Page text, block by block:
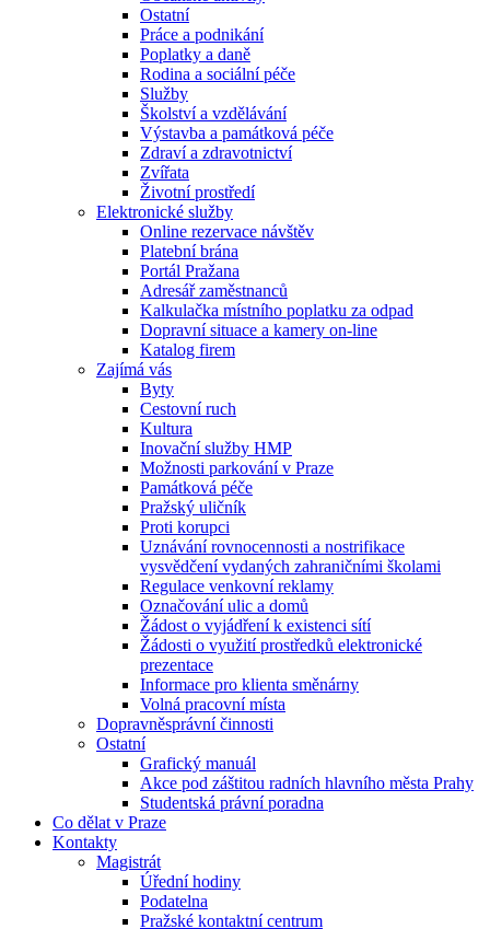
Ostatní
Práce a podnikání
Poplatky a daně
Rodina a sociální péče
Služby
Školství a vzdělávání
Výstavba a památková péče
Zdraví a zdravotnictví
Zvířata
Životní prostředí
Elektronické služby
Online rezervace návštěv
Platební brána
Portál Pražana
Adresář zaměstnanců
Kalkulačka místního poplatku za odpad
Dopravní situace a kamery on-line
Katalog firem
Zajímá vás
Byty
Cestovní ruch
Kultura
Inovační služby HMP
Možnosti parkování v Praze
Památková péče
Pražský uličník
Proti korupci
Uznávání rovnocennosti a nostrifikace
vysvědčení vydaných zahraničními školami
Regulace venkovní reklamy
Označování ulic a domů
Žádost o vyjádření k existenci sítí
Žádosti o využití prostředků elektronické
prezentace
Informace pro klienta směnárny
Volná pracovní místa
Dopravněsprávní činnosti
Ostatní
Grafický manuál
Akce pod záštitou radních hlavního města Prahy
Studentská právní poradna
Co dělat v Praze
Kontakty
Magistrát
Úřední hodiny
Podatelna
Pražské kontaktní centrum